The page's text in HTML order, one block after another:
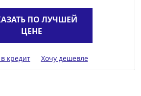
ПО ЛУЧШЕЙ
ЦЕНЕ
кредит Хочу дешевле